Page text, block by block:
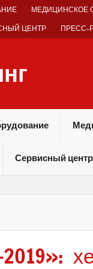
МЕДИЦИНСКОЕ
ЦЕНТР ПРЕСС-
Сервисный центр